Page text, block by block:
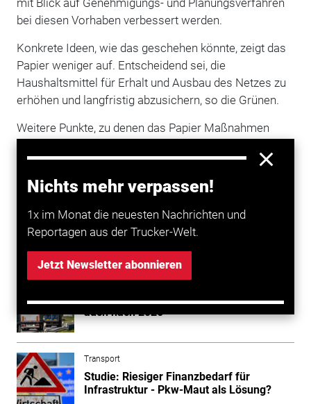
Nichts mehr verpassen!
1x im Monat die neuesten Nachrichten und
Reportagen aus der Trucker-Welt.
Jetzt Newsletter abonnieren
mit Blick auf Genehmigungs- und Planungsverfahren
bei diesen Vorhaben verbessert werden.
Konkrete Ideen, wie das geschehen könnte, zeigt das
Papier weniger auf. Entscheidend sei, die
Haushaltsmittel für Erhalt und Ausbau des Netzes zu
erhöhen und langfristig abzusichern, so die Grünen.
Weitere Punkte, zu denen das Papier Maßnahmen
Subventionen, darunter auch eine Reform der
Pendlerpauschale, sowie den ÖPNV und das Rad
Transport
E-Lkw: Arbeitsgruppe für Mautbefreiung
auch nach 2026
Transport
Studie: Riesiger Finanzbedarf für
Infrastruktur - Pkw-Maut als Lösung?